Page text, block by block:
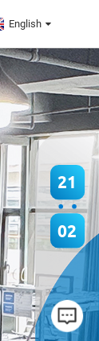
English
21
02